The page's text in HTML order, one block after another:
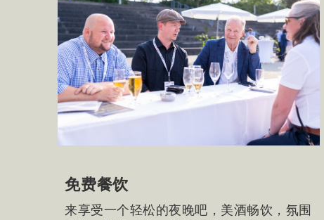
免费餐饮
来享受一个轻松的夜晚吧，美酒畅饮，氛围